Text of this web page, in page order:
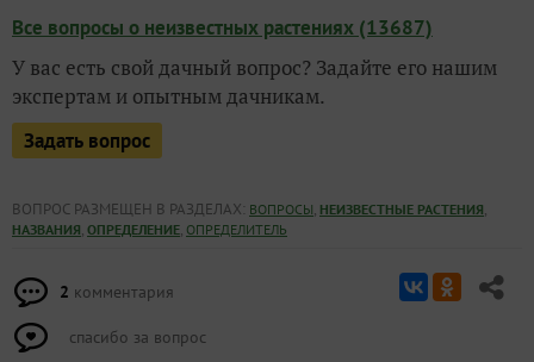
Все вопросы о неизвестных растениях (13687)
У вас есть свой дачный вопрос? Задайте его нашим
экспертам и опытным дачникам.
Задать вопрос
ВОПРОС РАЗМЕЩЕН В РАЗДЕЛАХ: ВОПРОСЫ, НЕИЗВЕСТНЫЕ РАСТЕНИЯ,
НАЗВАНИЯ, ОПРЕДЕЛЕНИЕ, ОПРЕДЕЛИТЕЛЬ
2 комментария
спасибо за вопрос